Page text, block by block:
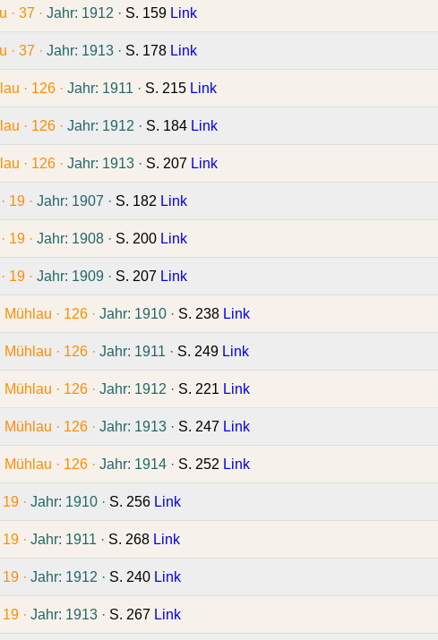
· 37 · Jahr: 1912 · S. 159 Link
· 37 · Jahr: 1913 · S. 178 Link
· 126 · Jahr: 1911 · S. 215 Link
· 126 · Jahr: 1912 · S. 184 Link
· 126 · Jahr: 1913 · S. 207 Link
19 · Jahr: 1907 · S. 182 Link
19 · Jahr: 1908 · S. 200 Link
19 · Jahr: 1909 · S. 207 Link
Mühlau · 126 · Jahr: 1910 · S. 238 Link
Mühlau · 126 · Jahr: 1911 · S. 249 Link
Mühlau · 126 · Jahr: 1912 · S. 221 Link
Mühlau · 126 · Jahr: 1913 · S. 247 Link
Mühlau · 126 · Jahr: 1914 · S. 252 Link
19 · Jahr: 1910 · S. 256 Link
19 · Jahr: 1911 · S. 268 Link
19 · Jahr: 1912 · S. 240 Link
19 · Jahr: 1913 · S. 267 Link